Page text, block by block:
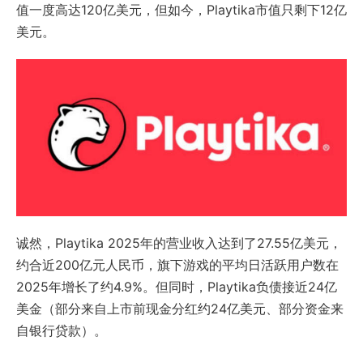
值一度高达120亿美元，但如今，Playtika市值只剩下12亿
美元。
诚然，Playtika 2025年的营业收入达到了27.55亿美元，
约合近200亿元人民币，旗下游戏的平均日活跃用户数在
2025年增长了约4.9%。但同时，Playtika负债接近24亿
美金（部分来自上市前现金分红约24亿美元、部分资金来
自银行贷款）。